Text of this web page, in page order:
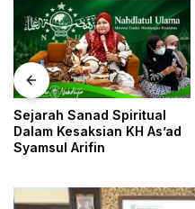
Jombang: Saat Sebuah
Kota Menjadi Ibu Kota
Nahdliyin